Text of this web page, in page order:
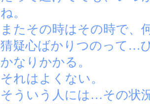
ね。
またその時はその時で
猜疑心ばかりつのって…
かなりかかる。
それはよくない。
そういう人には…その状